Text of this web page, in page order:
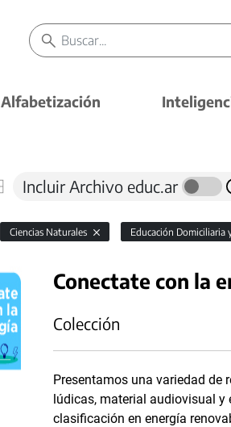
Alfabetización
Incluir Archivo educ.ar
Ciencias Naturales Educación Domiciliaria
Conectate con la
Colección
Presentamos una variedad de
lúdicas, material audiovisual y
clasificación en energía